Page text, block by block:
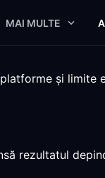
MAI MULTE
și limite
rezultatul